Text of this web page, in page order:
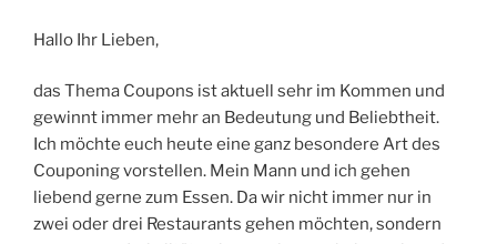
Hallo Ihr Lieben,
das Thema Coupons ist aktuell sehr im Kommen und
gewinnt immer mehr an Bedeutung und Beliebtheit.
Ich möchte euch heute eine ganz besondere Art des
Couponing vorstellen. Mein Mann und ich gehen
liebend gerne zum Essen. Da wir nicht immer nur in
zwei oder drei Restaurants gehen möchten, sondern